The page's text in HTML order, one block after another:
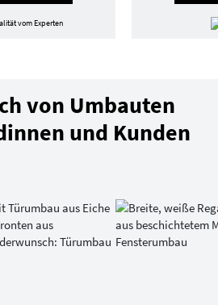
vom Experten
von Umbauten
und Kunden